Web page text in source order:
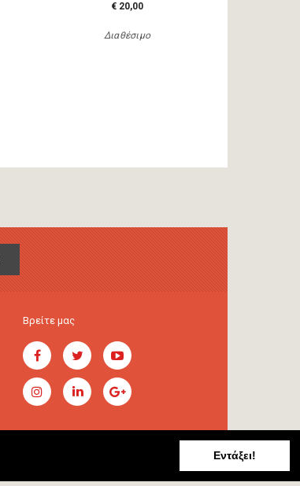
Εντάξει!
€ 20,00
Διαθέσιμο
Βρείτε μας
Handcrafted byRADIAL